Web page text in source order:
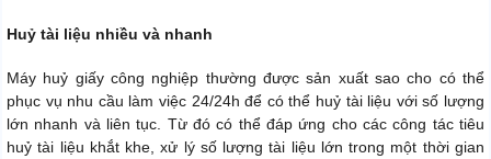
Huỷ tài liệu nhiều và nhanh
Máy huỷ giấy công nghiệp thường được sản xuất sao cho có thể
phục vụ nhu cầu làm việc 24/24h để có thể huỷ tài liệu với số lượng
lớn nhanh và liên tục. Từ đó có thể đáp ứng cho các công tác tiêu
huỷ tài liệu khắt khe, xử lý số lượng tài liệu lớn trong một thời gian